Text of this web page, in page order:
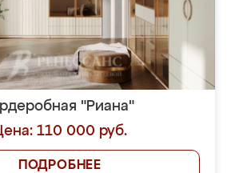
"Риана"
110 000 руб.
ПОДРОБНЕЕ